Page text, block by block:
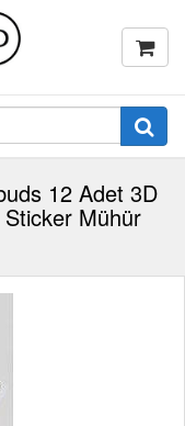
12 Adet 3D
Sticker Mühür